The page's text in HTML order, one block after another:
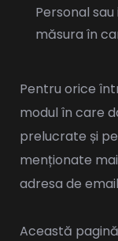
Personal
măsura în
Pentru orice
modul în care
prelucrate și
menționate
adresa de
Această